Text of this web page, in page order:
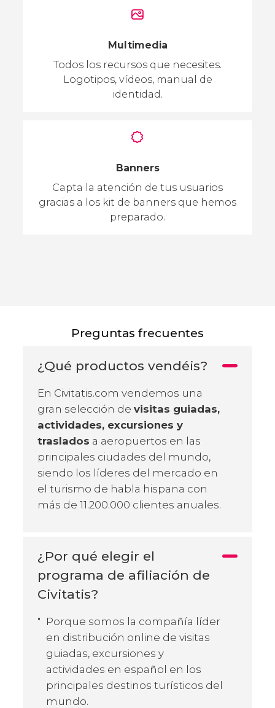
Multimedia
Todos los recursos que necesites.
Logotipos, vídeos, manual de
identidad.
Banners
Capta la atención de tus usuarios
gracias a los kit de banners que hemos
preparado.
Preguntas frecuentes
¿Qué productos vendéis?
En Civitatis.com vendemos una
gran selección de visitas guiadas,
actividades, excursiones y
traslados a aeropuertos en las
principales ciudades del mundo,
siendo los líderes del mercado en
el turismo de habla hispana con
más de 11.200.000 clientes anuales.
¿Por qué elegir el
programa de afiliación de
Civitatis?
Porque somos la compañía líder
en distribución online de visitas
guiadas, excursiones y
actividades en español en los
principales destinos turísticos del
mundo.